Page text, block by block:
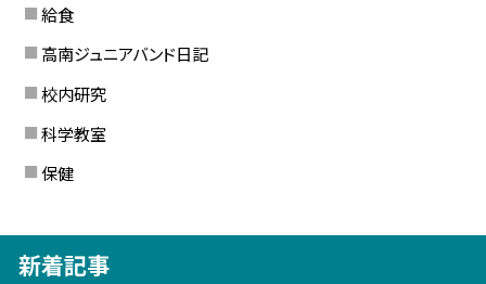
給食
高南ジュニアバンド日記
校内研究
科学教室
保健
新着記事